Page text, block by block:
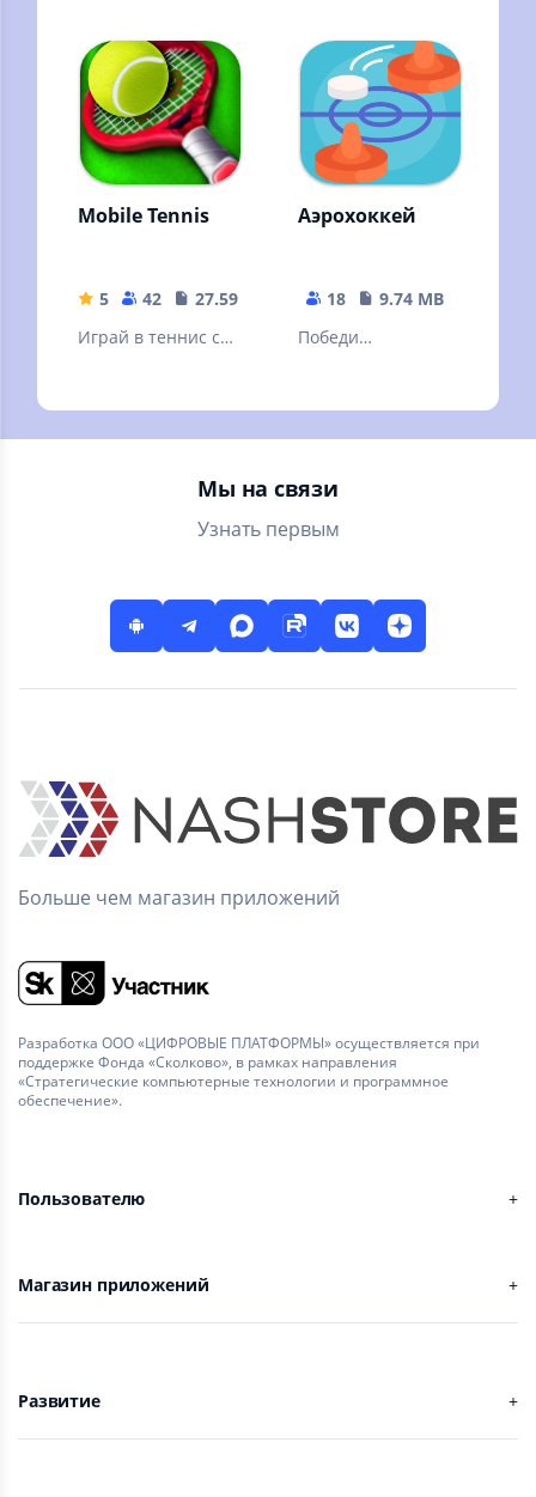
гоночных видов
спорта, от
Формулы-1 до
биатлона.
статичные и
движущиеся
мишени
Mobile Tennis
5 42
27.59 MB
Играй в теннис с
Аэрохоккей
18
9.74 MB
Победи
большее
количество раз.
Мы на связи
Узнать первым
Больше чем магазин приложений
Разработка ООО «ЦИФРОВЫЕ ПЛАТФОРМЫ» осуществляется при
поддержке Фонда «Сколково», в рамках направления
«Стратегические компьютерные технологии и программное
обеспечение».
Пользователю
Магазин приложений
Развитие